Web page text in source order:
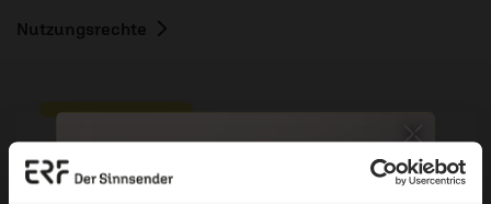
Nutzungsrechte
Ihr Kommentar